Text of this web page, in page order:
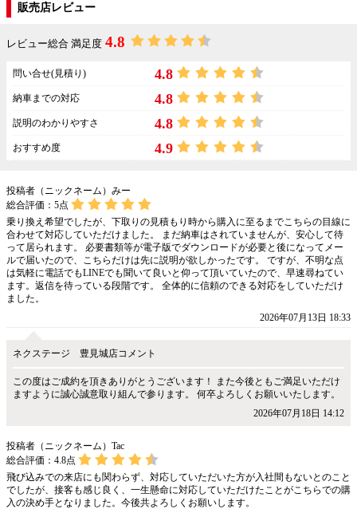
販売店レビュー
レビュー総合 満足度 4.8
問い合せ(見積り) 4.8
納車までの対応 4.8
説明のわかりやすさ 4.8
おすすめ度 4.9
投稿者（ニックネーム）みー
総合評価： 5点
乗り換え希望でしたが、下取りの見積もり時から購入に至るまでこちらの目線に
合わせて対応していただけました。 まだ納車はされていませんが、安心して待
って居られます。 必要書類等が電子版でダウンロードが必要と後になってメー
ルで届いたので、こちらだけは先に説明が欲しかったです。 ですが、不明な点
は気軽に電話でもLINEでも聞いて良いと仰って頂いていたので、早速尋ねてい
ます。返信を待っている段階です。 全体的に信頼のできる対応をしていただけ
ました。
2026年07月13日 18:33
ネクステージ 豊見城店コメント
この度はご成約を頂きありがとうございます！ また今後ともご満足いただけ
ますように誠心誠意取り組んで参ります。 何卒よろしくお願いいたします。
2026年07月18日 14:12
投稿者（ニックネーム）Tac
総合評価： 4.8点
飛び込みでの来店にも関わらず、対応していただいた方が入社間もないとのこと
でしたが、接客も感じ良く、一生懸命に対応していただけたことがこちらでの購
入の決め手となりました。今後共よろしくお願いします。